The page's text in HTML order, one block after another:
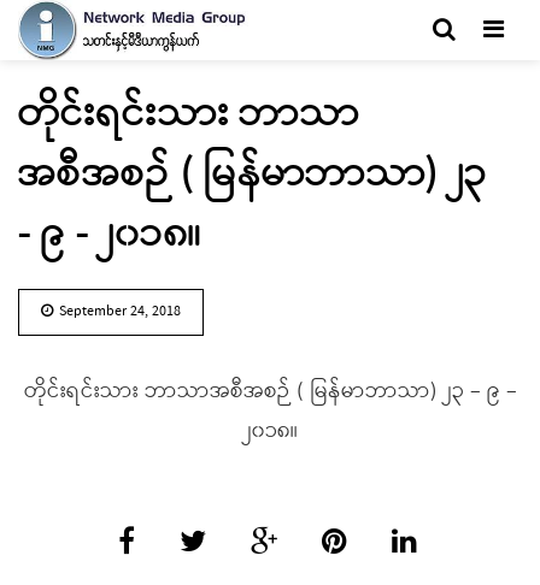
တိုင်းရင်းသား ဘာသာ
အစီအစဉ် ( မြန်မာဘာသာ) ၂၃
- ၉ - ၂၀၁၈။
September 24, 2018
တိုင်းရင်းသား ဘာသာအစီအစဉ် ( မြန်မာဘာသာ) ၂၃ – ၉ –
၂၀၁၈။